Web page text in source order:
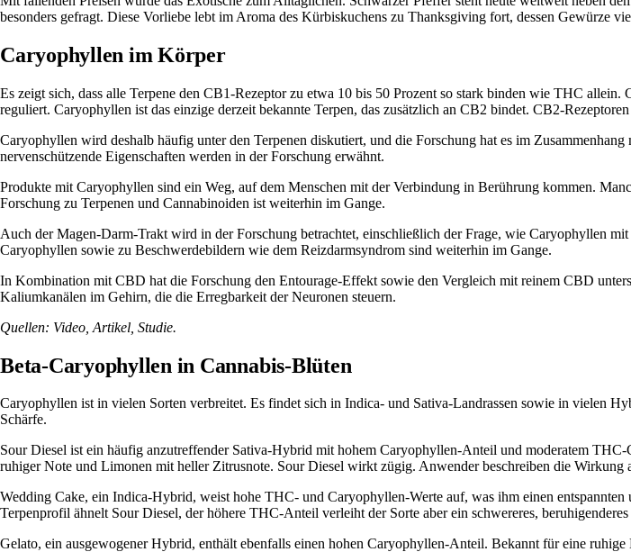
besonders gefragt. Diese Vorliebe lebt im Aroma des Kürbiskuchens zu Thanksgiving fort, dessen Gewürze
Caryophyllen im Körper
Es zeigt sich, dass alle Terpene den CB1-Rezeptor zu etwa 10 bis 50 Prozent so stark binden wie THC
reguliert. Caryophyllen ist das einzige derzeit bekannte Terpen, das zusätzlich an CB2 bindet. CB2-
Caryophyllen wird deshalb häufig unter den Terpenen diskutiert, und die Forschung hat es im
nervenschützende Eigenschaften werden in der Forschung erwähnt.
Produkte mit Caryophyllen sind ein Weg, auf dem Menschen mit der Verbindung in Berührung kommen.
Forschung zu Terpenen und Cannabinoiden ist weiterhin im Gange.
Auch der Magen-Darm-Trakt wird in der Forschung betrachtet, einschließlich der Frage, wie Caryophyllen
Caryophyllen sowie zu Beschwerdebildern wie dem Reizdarmsyndrom sind weiterhin im Gange.
In Kombination mit CBD hat die Forschung den Entourage-Effekt sowie den Vergleich mit reinem CBD
Kaliumkanälen im Gehirn, die die Erregbarkeit der Neuronen steuern.
Quellen: Video Artikel Studie.
Beta-Caryophyllen in Cannabis-Blüten
Caryophyllen ist in vielen Sorten verbreitet. Es findet sich in Indica- und Sativa-Landrassen sowie in vielen
Schärfe.
Sour Diesel ist ein häufig anzutreffender Sativa-Hybrid mit hohem Caryophyllen-Anteil und moderatem
ruhiger Note und Limonen mit heller Zitrusnote. Sour Diesel wirkt zügig. Anwender beschreiben die Wirkung
Wedding Cake, ein Indica-Hybrid, weist hohe THC- und Caryophyllen-Werte auf, was ihm einen
Terpenprofil ähnelt Sour Diesel, der höhere THC-Anteil verleiht der Sorte aber ein schwereres,
Gelato, ein ausgewogener Hybrid, enthält ebenfalls einen hohen Caryophyllen-Anteil. Bekannt für eine